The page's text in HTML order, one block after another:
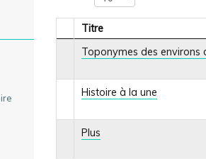
Titre
Toponymes des environs
Histoire à la une
Plus